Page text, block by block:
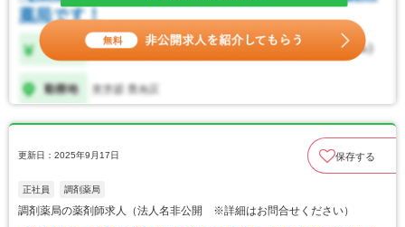
更新日：2025年9月17日 保存する
正社員 調剤薬局
調剤薬局の薬剤師求人（法人名非公開 ※詳細はお問合せください）